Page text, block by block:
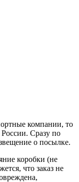
компании, то
России. Сразу по
о посылке.
коробки (не
что заказ не